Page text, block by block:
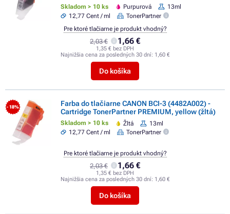
Skladom > 10 ks Purpurová
13ml
12,77 Cent / ml
TonerPartner
2,03 € 1,66 €
1,35 € bez DPH
Najnižšia cena za posledných 30 dní: 1,60 €
Do košíka
Pre ktoré tlačiarne je produkt vhodný?
- 18%
Farba do tlačiarne CANON BCI-3 (4482A002) -
Cartridge TonerPartner PREMIUM, yellow (žltá)
Skladom > 10 ks Žltá
13ml
12,77 Cent / ml
TonerPartner
2,03 € 1,66 €
1,35 € bez DPH
Najnižšia cena za posledných 30 dní: 1,60 €
Do košíka
Pre ktoré tlačiarne je produkt vhodný?